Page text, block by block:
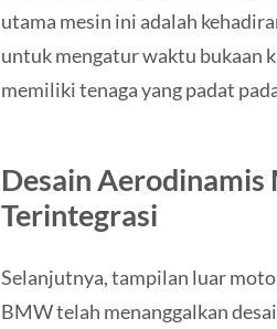
utama mesin ini adalah
untuk mengatur waktu bukaan
memiliki tenaga yang padat
Desain
Terintegrasi
Selanjutnya, tampilan luar
BMW telah menanggalkan